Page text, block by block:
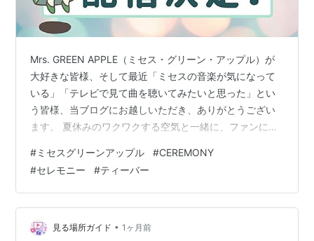
Mrs. GREEN APPLE（ミセス・グリーン・アップル）が
大好きな皆様、そして最近「ミセスの音楽が気になって
いる」「テレビで見て曲を聴いてみたいと思った」とい
う皆様、当ブログにお越しいただき、ありがとうござい
ます。 夏休みのワクワクする空気と一緒に、ファンにと
ね！ そう、ミセスが主催していた特別なショー「Mrs.
GREEN APPLE presents『CEREMONY』2026」のテレ
ビ放送＆ネット配信が決定しました！ 「会場に行けなく
て悔しい思いをした…」 「あの最高のステージをもう一
度お家で見返したい！」 という方も多いのではないで…
#ミセスグリーンアップル #CEREMONY
#セレモニー #ティーバー
見る場所ガイド • 1ヶ月前